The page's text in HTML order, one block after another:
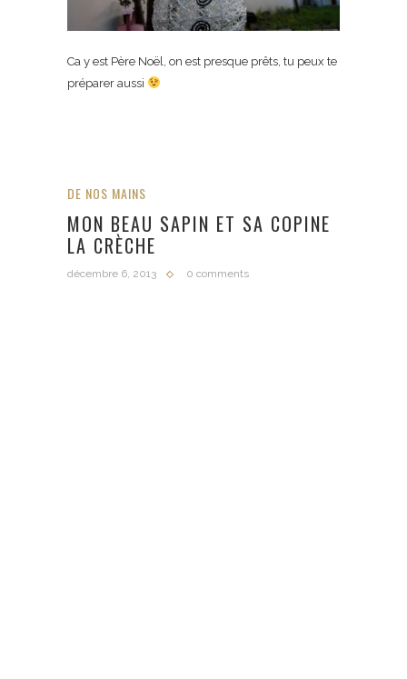
Ca y est Père Noël, on est presque prêts, tu peux te
préparer aussi
DE NOS MAINS
MON BEAU SAPIN ET SA COPINE
LA CRÈCHE
décembre 6, 2013 0 comments